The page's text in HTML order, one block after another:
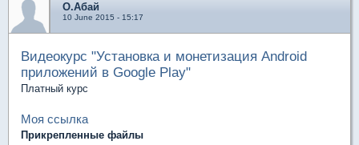
О.Абай
10 June 2015 - 15:17
Видеокурс "Установка и монетизация Android
приложений в Google Play"
Платный курс
Моя ссылка
Прикрепленные файлы